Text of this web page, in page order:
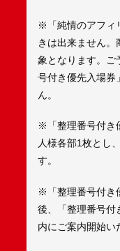
※「純情のアフィ
きは出来ません
象となります。ご
号付き優先入場券
ん。
※「整理番号付き
人様各部1枚とし
す。
※「整理番号付き
後、「整理番号付
内にご案内開始い